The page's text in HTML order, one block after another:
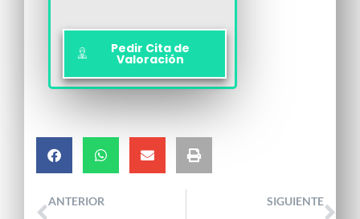
Pedir Cita de
Valoración
ANTERIOR SIGUIENTE